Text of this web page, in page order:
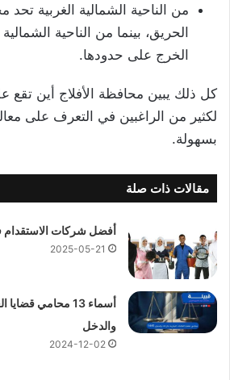
من الناحية الشمالية الغربية تحد
الحريق، بينما من الناحية
الخرج على حدودها.
كل ذلك يبين محافظة الأفلاج أين تقع
لكثير من الراغبين في التعرف على
بسهولة.
مقالات ذات صلة
أفضل شركات الاستقدام
2025-05-21
أسماء 13 محامي
والدخل
2024-12-02